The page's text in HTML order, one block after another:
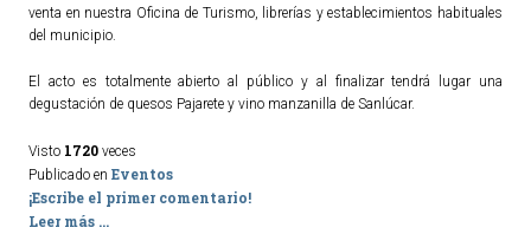
venta en nuestra Oficina de Turismo, librerías y establecimientos habituales
del municipio.
El acto es totalmente abierto al público y al finalizar tendrá lugar una
degustación de quesos Pajarete y vino manzanilla de Sanlúcar.
Visto 1720 veces
Publicado en Eventos
¡Escribe el primer comentario!
Leer más ...